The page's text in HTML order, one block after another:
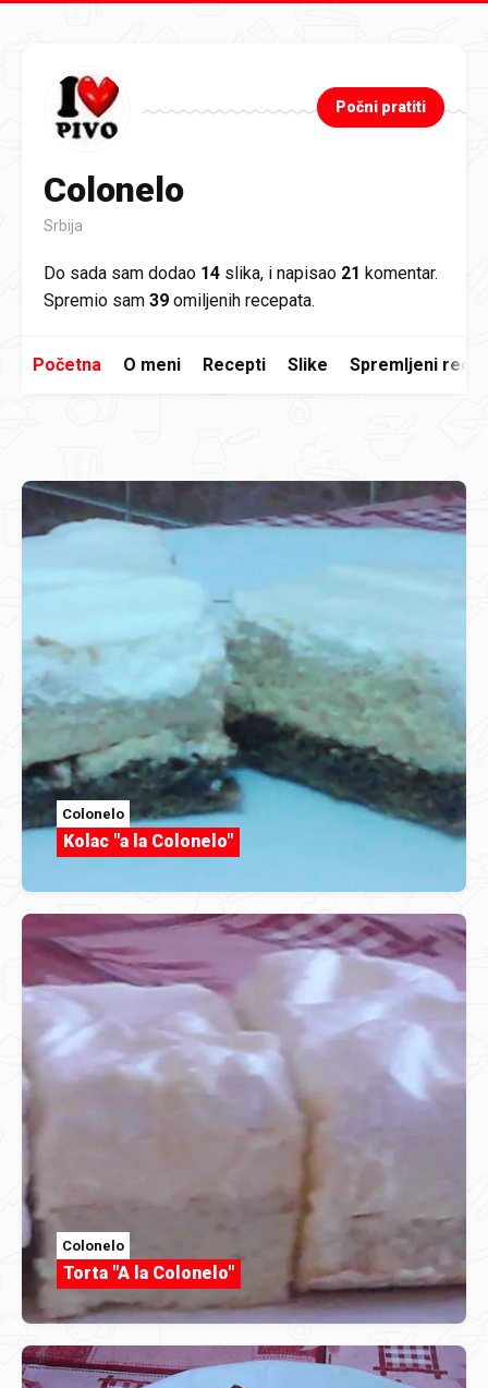
Colonelo
Srbija
Počni pratiti
Do sada sam dodao 14 slika, i napisao 21 komentar.
Spremio sam 39 omiljenih recepata.
Početna O meni Recepti Slike Spremljeni
Colonelo
Kolac "a la Colonelo"
Colonelo
Torta "A la Colonelo"